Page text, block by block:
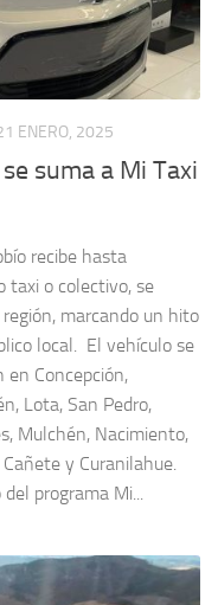
ENERO, 2025
suma a Mi Taxi
recibe hasta
taxi o colectivo, se
marcando un hito
local. El vehículo se
en Concepción,
Lota, San Pedro,
Mulchén, Nacimiento,
y Curanilahue.
programa Mi...